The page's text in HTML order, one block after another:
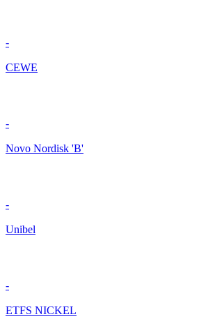
-
CEWE
-
Novo Nordisk 'B'
-
Unibel
-
ETFS NICKEL